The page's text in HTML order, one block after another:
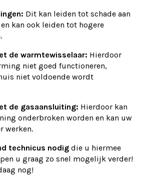
Dit kan leiden tot schade aan
kan ook leiden tot hogere
de warmtewisselaar: Hierdoor
niet goed functioneren,
niet voldoende wordt
de gasaansluiting: Hierdoor kan
onderbroken worden en kan uw
werken.
technicus nodig die u hiermee
u graag zo snel mogelijk verder!
nog!